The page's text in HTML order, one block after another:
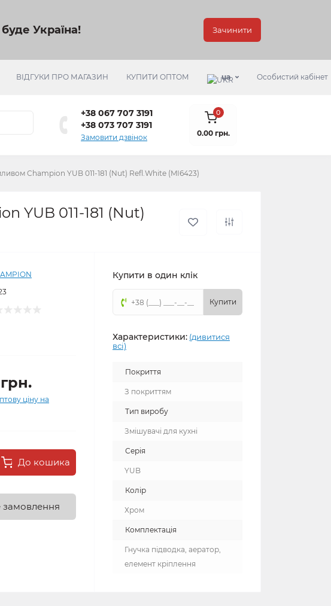
Україна! Зачинити
ВІДГУКИ ПРО МАГАЗИН КУПИТИ ОПТОМ ua Особистий кабінет
+38 067 707 3191
+38 073 707 3191
Замовити дзвінок
0
0.00 грн.
Champion YUB 011-181 (Nut) Refl.White (MI6423)
YUB 011-181 (Nut)
ціну на
До кошика
Купити в один клік
Купити
Характеристики: (дивитися
всі)
Покриття
З покриттям
Тип виробу
Змішувачі для кухні
Серія
YUB
Колір
Хром
Комплектація
Гнучка підводка, аератор,
елемент кріплення